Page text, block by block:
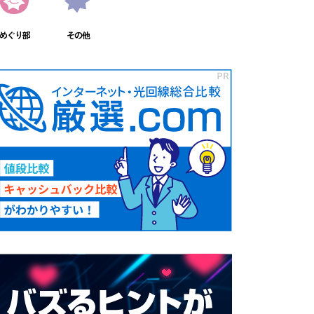
めぐり部 その他